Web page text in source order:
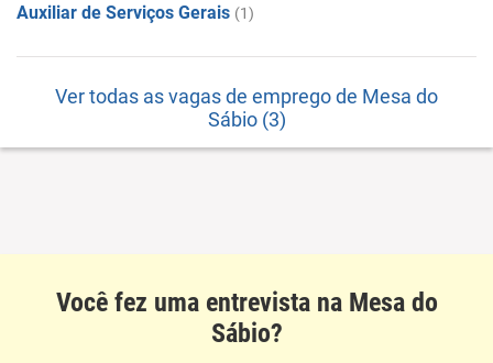
Auxiliar de Serviços Gerais (1)
Ver todas as vagas de emprego de Mesa do
Sábio (3)
Você fez uma entrevista na Mesa do
Sábio?